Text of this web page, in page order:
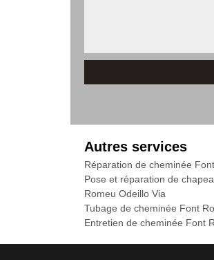
Autres services
Réparation de cheminée
Pose et réparation de
Romeu Odeillo Via
Tubage de cheminée Font
Entretien de cheminée Font